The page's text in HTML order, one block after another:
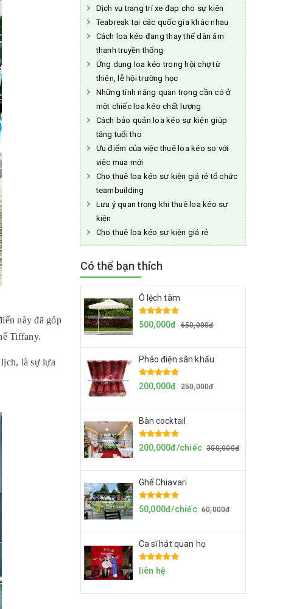
này đã góp
Tiffany.
là sự lựa
Dịch vụ trang trí xe đạp cho sự kiên
Teabreak tại các quốc gia khác nhau
Cách loa kéo đang thay thế dàn âm
thanh truyền thống
Ứng dụng loa kéo trong hội chợ từ
thiện, lễ hội trường học
Những tính năng quan trọng cần có ở
một chiếc loa kéo chất lượng
Cách bảo quản loa kéo sự kiện giúp
tăng tuổi thọ
Ưu điểm của việc thuê loa kéo so với
việc mua mới
Cho thuê loa kéo sự kiện giá rẻ tổ chức
teambuilding
Lưu ý quan trọng khi thuê loa kéo sự
kiện
Cho thuê loa kéo sự kiện giá rẻ
Có thể bạn thích
Ô lệch tâm
500,000đ 650,000đ
Pháo điện sân khấu
200,000đ 250,000đ
Bàn cocktail
200,000đ/chiếc 300,000đ
Ghế Chiavari
50,000đ/chiếc 60,000đ
Ca sĩ hát quan họ
liên hệ